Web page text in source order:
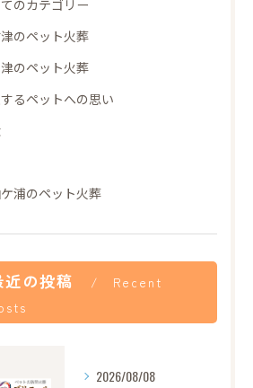
のカテゴリー
のペット火葬
のペット火葬
るペットへの思い
浦のペット火葬
近の投稿
Recent
2026/08/08